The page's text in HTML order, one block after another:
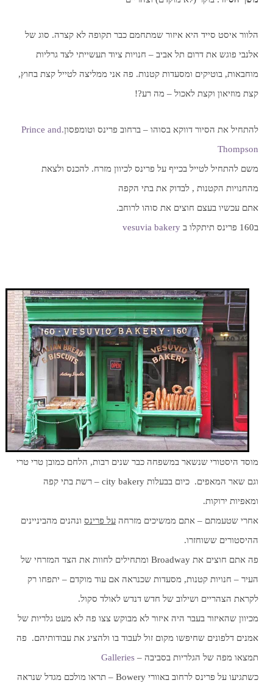
הלוור איסט סייד היא איזור שמתחמם כבר תקופה לא קצרה. סוג של
אלנבי פוגש את דרום תל אביב – חנויות ציוד תעשייתי לצד גרליות
מוחבאות, בוטיקים ומסעדות קטנות. פה אני ממליצה לטייל קצת בחוץ,
קצת מוזיאון וקצת לאכול – מה רע?!
להתחיל את הסיור דווקא בסוהו – ברחוב פרינס וטומפסון .Prince and
Thompson
משם להתחיל לטייל בכייף על פרינס לכיוון מזרח. להכנס ולצאת
מהחנויות הקטנות , לבדוק את בתי הקפה
אתם עכשיו בעצם חוצים את סוהו לרוחב.
ב160 פרינס תיתקלו ב
vesuvia bakery
מוסד היסטורי שנשאר במשפחה כבר שנים רבות, הלחם כמובן טרי טרי
וגם שאר המאפים. כיום בבעלות city bakery – רשת בתי קפה
ומאפיות ירוקות.
אחרי שטעמתם – אתם ממשיכים מזרחהעל פרינסונהנים מהביניינים
ההיסטורים ששוחזרו.
פה אתם חוצים את Broadway ומתחילים לחוות את הצד המזרחי של
העיר – חנויות קטנות, מסעדות שכנראה אם עוד מוקדם – יתפחו רק
לקראת הצהריים ושילוב של חדש דנדש לאולד סקול.
מכיוון שהאיזור בעבר היה איזור לא מבוקש צצו פה לא מעט גלריות של
אמנים דלפונים שחיפשו מקום זול לעבוד בו ולהציג את עבודותיהם. פה
תמצאו מפה של הגלריות בסביבה –Galleries
כשתגיעו על פרינס לרחוב באוורי Bowery – תראו מולכם מגדל שנראה